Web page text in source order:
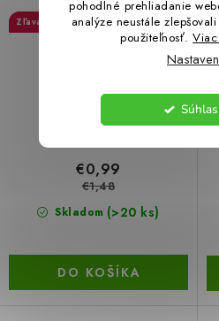
pohodlné prehliadanie
analýze neustále
použiteľnosť.
Skladom (>20 ks)
€0,99
€1,48
DO KOŠÍKA